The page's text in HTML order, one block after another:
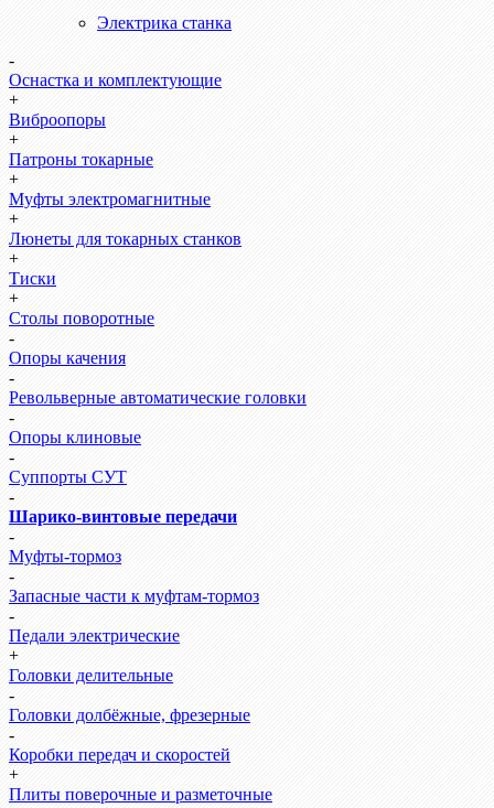
Электрика станка
-
Оснастка и комплектующие
+
Виброопоры
+
Патроны токарные
+
Муфты электромагнитные
+
Люнеты для токарных станков
+
Тиски
+
Столы поворотные
-
Опоры качения
-
Револьверные автоматические головки
-
Опоры клиновые
-
Суппорты СУТ
-
Шарико-винтовые передачи
-
Муфты-тормоз
-
Запасные части к муфтам-тормоз
-
Педали электрические
+
Головки делительные
-
Головки долбёжные, фрезерные
-
Коробки передач и скоростей
+
Плиты поверочные и разметочные